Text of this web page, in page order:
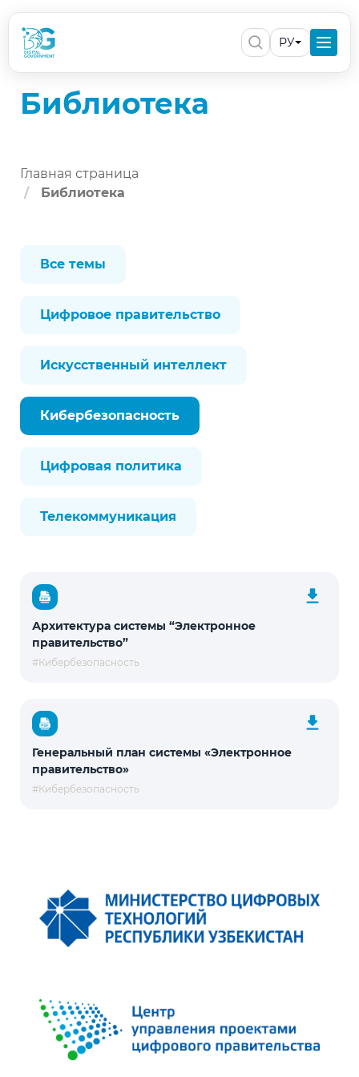
РУ
Библиотека
Главная страница
Библиотека
Все темы
Цифровое правительство
Искусственный интеллект
Кибербезопасность
Цифровая политика
Телекоммуникация
Архитектура системы “Электронное
правительство”
#Кибербезопасность
Генеральный план системы «Электронное
правительство»
#Кибербезопасность